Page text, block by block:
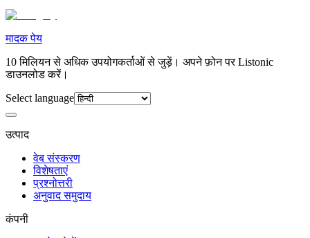
मादक पेय
10 मिलियन से अधिक उपयोगकर्ताओं से जुड़ें। अपने फ़ोन पर Listonic
डाउनलोड करें।
Select language
उत्पाद
वेब संस्करण
विशेषताएं
प्रश्नोत्तरी
अनुवाद समुदाय
कंपनी